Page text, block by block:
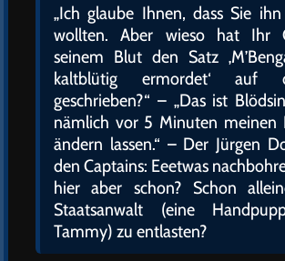
„Ich glaube Ihnen, dass Sie
wollten. Aber wieso hat Ihr
seinem Blut den Satz
kaltblütig ermordet‘ auf
geschrieben?“ – „Das ist
nämlich vor 5 Minuten meinen
ändern lassen.“ – Der Jürgen
den Captains: Eeetwas
hier aber schon? Schon
Staatsanwalt (eine
Tammy) zu entlasten?